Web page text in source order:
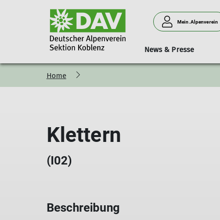
Mein.Alpenverein
News & Presse
Neues aus der Sektion
Geschäftsstelle Personen
Vorträge Kurse & Touren
Bergsteigen Donnerstagssport Familien
Hütten Verleih
Home
Klettern
(I02)
Beschreibung